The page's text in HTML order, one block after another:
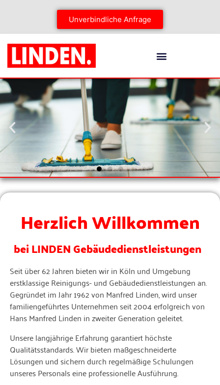
Unverbindliche Anfrage
LINDEN GEBÄUDEDIENSTLEISTUNGEN
Individuelle und maßgeschneiderte Dienstleistungen für ihr Gebäude
Herzlich Willkommen
bei LINDEN Gebäude­dienst­leistungen
Seit über 62 Jahren bieten wir in Köln und Umgebung
erstklassige Reinigungs- und Gebäudedienstleistungen an.
Gegründet im Jahr 1962 von Manfred Linden, wird unser
familiengeführtes Unternehmen seit 2004 erfolgreich von
Hans Manfred Linden in zweiter Generation geleitet.
Unsere langjährige Erfahrung garantiert höchste
Qualitätsstandards. Wir bieten maßgeschneiderte
Lösungen und sichern durch regelmäßige Schulungen
unseres Personals eine professionelle Ausführung.